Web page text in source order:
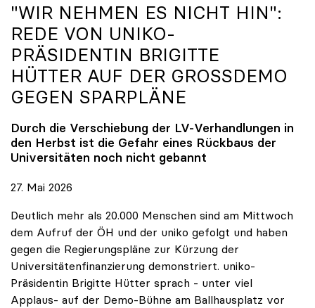
"WIR NEHMEN ES NICHT HIN":
REDE VON UNIKO-
PRÄSIDENTIN BRIGITTE
HÜTTER AUF DER GROSSDEMO G
EGEN SPARPLÄNE
Durch die Verschiebung der LV-Verhandlungen in
den Herbst ist die Gefahr eines Rückbaus der
Universitäten noch nicht gebannt
27. Mai 2026
Deutlich mehr als 20.000 Menschen sind am Mittwoch
dem Aufruf der ÖH und der uniko gefolgt und haben
gegen die Regierungspläne zur Kürzung der
Universitätenfinanzierung demonstriert. uniko-
Präsidentin Brigitte Hütter sprach - unter viel
Applaus- auf der Demo-Bühne am Ballhausplatz vor